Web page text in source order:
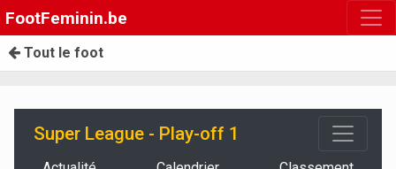
FootFeminin.be
Tout le foot
Super League - Play-off 1